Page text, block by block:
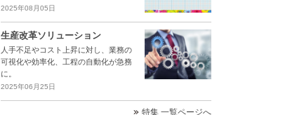
2025年08月05日
生産改革ソリューション
人手不足やコスト上昇に対し、業務の
可視化や効率化、工程の自動化が急務
に。
2025年06月25日
特集 一覧ページへ